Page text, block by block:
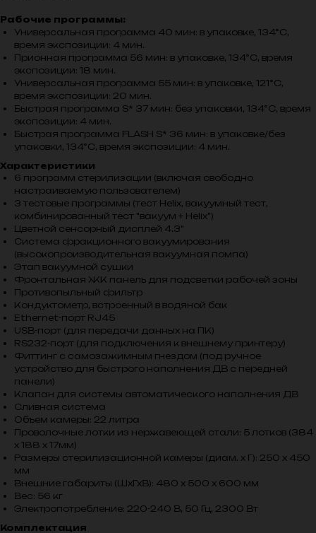
Рабочие программы:
Универсальная программа 40 мин: в упаковке, 134°C,
время экспозиции: 4 мин.
Прионная программа 56 мин: в упаковке, 134°C, время
экспозиции: 18 мин.
Универсальная программа 55 мин: в упаковке, 121°C,
время экспозиции: 20 мин.
Быстрая программа S* 37 мин: без упаковки, 134°C, время
экспозиции: 4 мин.
Быстрая программа FLASH S* 36 мин: в упаковке/без
упаковки, 134°C, время экспозиции: 4 мин.
Характеристики
6 программ стерилизации (включая свободно
настраиваемую пользователем)
3 тестовые программы (тест Helix, вакуумный тест,
комбинированный тест "вакуум + Helix")
Цветной сенсорный дисплей 4.3"
Система фракционного вакуумирования
(высокопроизводительная вакуумная помпа)
Этап вакуумной сушки
Фронтальная ЖК панель для подсветки рабочей зоны
Противопыльный фильтр
Кондуктометр, встроенный в водяной бак
Ethernet-порт RJ45
USB-порт (для передачи данных на ПК)
RS232-порт (для подключения к внешнему принтеру)
Фиттинг с самозажимным гнездом (под ручное
устройство для быстрого наполнения ДВ с передней
панели)
Клапан для системы автоматического наполнения ДВ
Сливная система
Объем камеры: 22 литра
Проволочные лотки из нержавеющей стали: 5 лотков (384
х 188 х 17мм)
Размеры стерилизационной камеры (диам. х Г): 250 х 450
мм
Внешние габариты (ШхГхВ): 480 х 500 х 600 мм
Вес: 56 кг
Электропотребление: 220-240 В, 50 Гц, 2300 Вт
Комплектация